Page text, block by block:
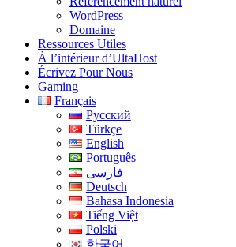
WordPress
Domaine
Ressources Utiles
À l’intérieur d’UltaHost
Écrivez Pour Nous
Gaming
Français
Русский
Türkçe
English
Português
فارسی
Deutsch
Bahasa Indonesia
Tiếng Việt
Polski
한국어